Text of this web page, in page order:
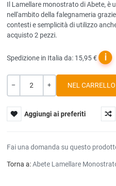
Il Lamellare monostrato di Abete, è
nell'ambito della falegnameria
contesti e semplicità di utilizzo
acquisto 2 pezzi.
Spedizione in Italia da: 15,95 € ℹ
Quantità
Aggiungi ai preferiti
Fai una domanda su questo
Torna a:Abete Lamellare